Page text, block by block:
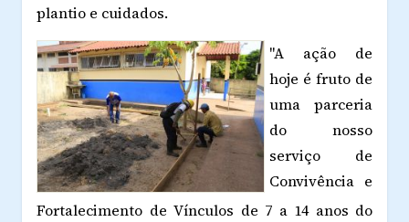
plantio e cuidados.
"A ação de
hoje é fruto de
uma parceria
do nosso
serviço de
Convivência e
Fortalecimento de Vínculos de 7 a 14 anos do